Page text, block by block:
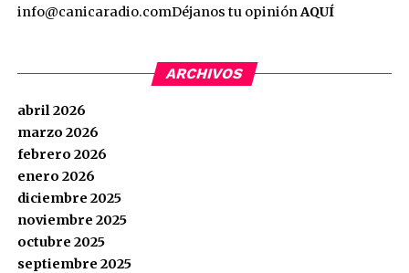
info@canicaradio.comDéjanos tu opiniónAQUÍ
ARCHIVOS
abril 2026
marzo 2026
febrero 2026
enero 2026
diciembre 2025
noviembre 2025
octubre 2025
septiembre 2025